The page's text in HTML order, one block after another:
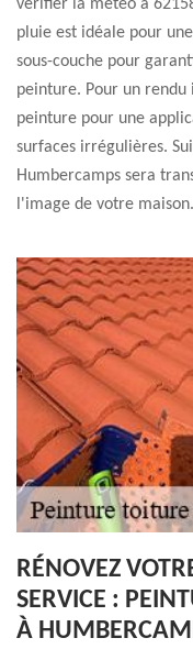
vérifier la météo à
pluie est idéale pour
sous-couche pour
peinture. Pour un
peinture pour une
surfaces irrégulières.
Humbercamps sera
l'image de votre maison.
RÉNOVEZ
SERVICE :
À